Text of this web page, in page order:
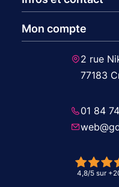
Mon compte
2 rue
77183
01 84